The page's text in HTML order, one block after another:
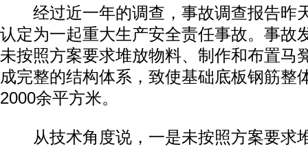
经过近一年的调查，事故调查报告昨
认定为一起重大生产安全责任事故。事故
未按照方案要求堆放物料、制作和布置马
成完整的结构体系，致使基础底板钢筋整
2000余平方米。
从技术角度说，一是未按照方案要求